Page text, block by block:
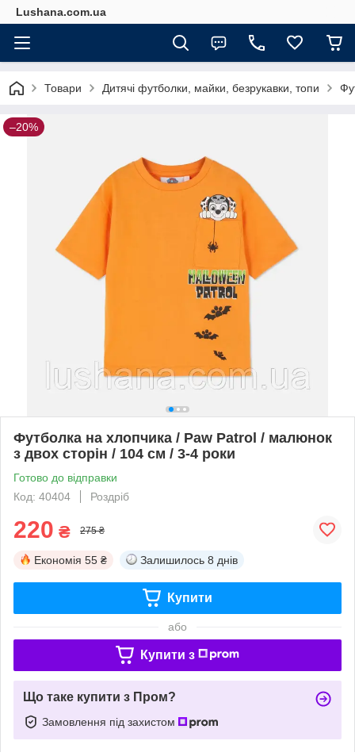
Lushana.com.ua
Товари Дитячі футболки, майки, безрукавки, топи
–20%
Футболка на хлопчика / Paw Patrol / малюнок
з двох сторін / 104 см / 3-4 роки
Готово до відправки
Код: 40404
Роздріб
220 ₴ 275 ₴
Економія 55 ₴ Залишилось 8 днів
Купити
або
Купити з
Що таке купити з Пром?
Замовлення під захистом